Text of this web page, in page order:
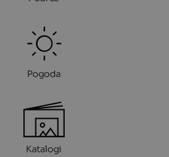
Pogoda
Katalogi